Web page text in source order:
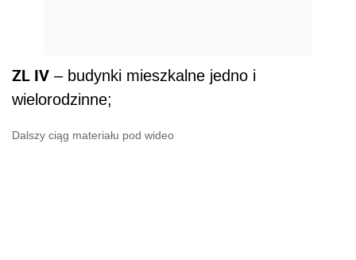
ZL IV – budynki mieszkalne jedno i
wielorodzinne;
Dalszy ciąg materiału pod wideo